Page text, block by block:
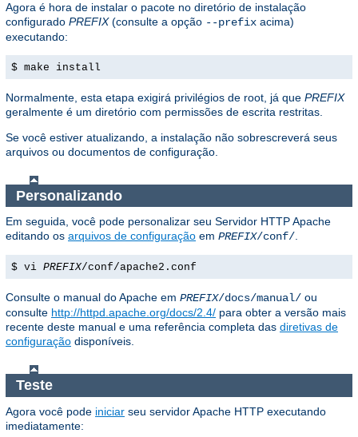
Agora é hora de instalar o pacote no diretório de instalação
configurado PREFIX(consulte a opção --prefix acima)
executando:
$ make install
Normalmente, esta etapa exigirá privilégios de root, já que PREFIX
geralmente é um diretório com permissões de escrita restritas.
Se você estiver atualizando, a instalação não sobrescreverá seus
arquivos ou documentos de configuração.
Personalizando
Em seguida, você pode personalizar seu Servidor HTTP Apache
editando os arquivos de configuração em PREFIX/conf/.
$ vi PREFIX/conf/apache2.conf
Consulte o manual do Apache em PREFIX/docs/manual/ ou
consulte http://httpd.apache.org/docs/2.4/ para obter a versão mais
recente deste manual e uma referência completa das diretivas de
configuração disponíveis.
Teste
Agora você pode iniciar seu servidor Apache HTTP executando
imediatamente: